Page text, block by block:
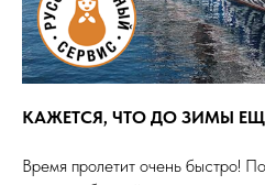
КАЖЕТСЯ, ЧТО ДО ЗИМЫ
Время пролетит очень быстро!